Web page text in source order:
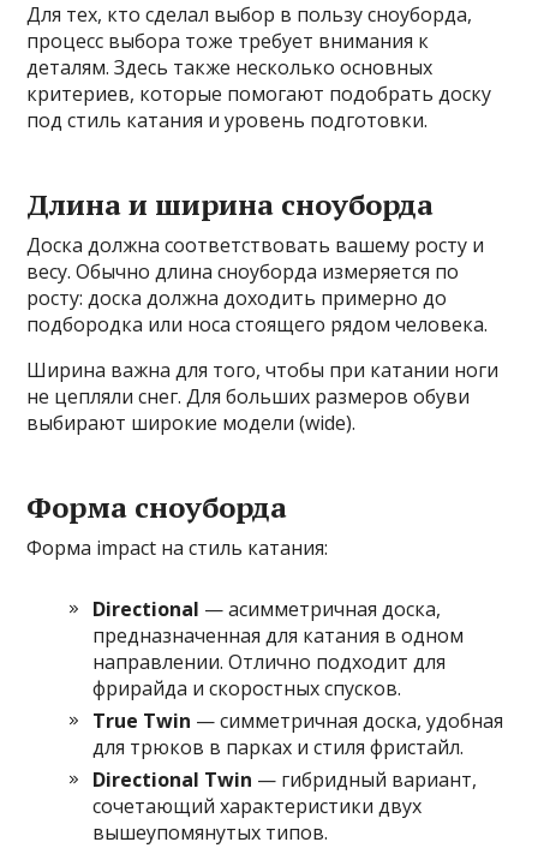
Для тех, кто сделал выбор в пользу сноуборда,
процесс выбора тоже требует внимания к
деталям. Здесь также несколько основных
критериев, которые помогают подобрать доску
под стиль катания и уровень подготовки.
Длина и ширина сноуборда
Доска должна соответствовать вашему росту и
весу. Обычно длина сноуборда измеряется по
росту: доска должна доходить примерно до
подбородка или носа стоящего рядом человека.
Ширина важна для того, чтобы при катании ноги
не цепляли снег. Для больших размеров обуви
выбирают широкие модели (wide).
Форма сноуборда
Форма impact на стиль катания:
Directional — асимметричная доска,
предназначенная для катания в одном
направлении. Отлично подходит для
фрирайда и скоростных спусков.
True Twin — симметричная доска, удобная
для трюков в парках и стиля фристайл.
Directional Twin — гибридный вариант,
сочетающий характеристики двух
вышеупомянутых типов.